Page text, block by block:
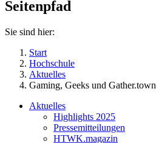
Seitenpfad
Sie sind hier:
Start
Hochschule
Aktuelles
Gaming, Geeks und Gather.town
Aktuelles
Highlights 2025
Pressemitteilungen
HTWK.magazin